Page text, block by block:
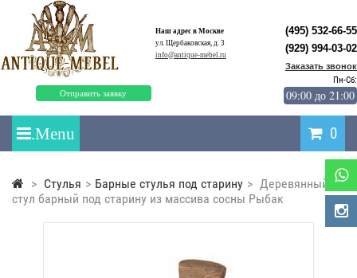
Наш адрес в Москве
ул. Щербаковская, д. 3
info@antique-mebel.ru
Отправить заявку
(495) 532-66-55
(929) 994-03-02
Заказать звонок
Пн-Сб:
09:00 до 21:00
0
> Стулья > Барные стулья под старину > Деревянный
стул барный под старину из массива сосны Рыбак